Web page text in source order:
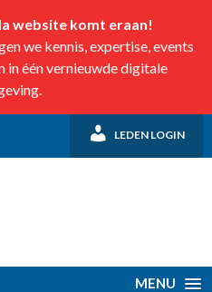
website komt eraan!
we kennis, expertise, events
in één vernieuwde digitale
LEDEN LOGIN
MENU